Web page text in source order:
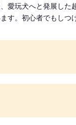
愛玩犬へと発展し
す。初心者でもしつ